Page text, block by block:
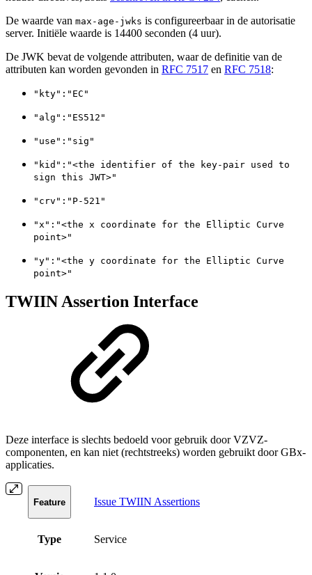
De waarde van max-age-jwks is configureerbaar in de autorisatie
server. Initiële waarde is 14400 seconden (4 uur).
De JWK bevat de volgende attributen, waar de definitie van de
attributen kan worden gevonden in RFC 7517 en RFC 7518:
"kty":"EC"
"alg":"ES512"
"use":"sig"
"kid":"<the identifier of the key-pair used to
sign this JWT>"
"crv":"P-521"
"x":"<the x coordinate for the Elliptic Curve
point>"
"y":"<the y coordinate for the Elliptic Curve
point>"
TWIIN Assertion Interface
Deze interface is slechts bedoeld voor gebruik door VZVZ-
componenten, en kan niet (rechtstreeks) worden gebruikt door GBx-
applicaties.
Feature Issue TWIIN Assertions
Type Service